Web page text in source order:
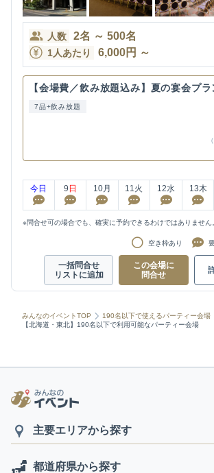
人数 2名 ～ 500名
1人あたり 6,000円 ～
【会場費／飲み放題込み】夏の宴会プラ
7品+飲み放題
今日 9 日 10月 11火 12水 13木
※問合せ可の場合でも、確実に予約できるわけではありません
空き枠あり
一括問合せ
リストに追加
この会場に
問合せ
みんなのイベントTOP
190名以下で使えるパーティー会場
【北海道・東北】190名以下で利用可能なパーティー会場
主要エリアから探す
都道府県から探す